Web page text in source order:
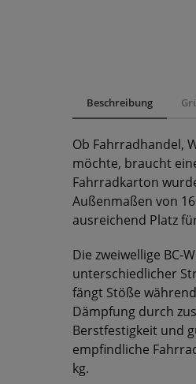
Beschreibung
Ob Fahrradhandel,
möchte, braucht
Fahrradkarton
Außenmaßen von
ausreichend Platz
Die zweiwellige BC-
unterschiedlicher
fängt Stöße
Dämpfung durch
Berstfestigkeit und
empfindliche
kg.